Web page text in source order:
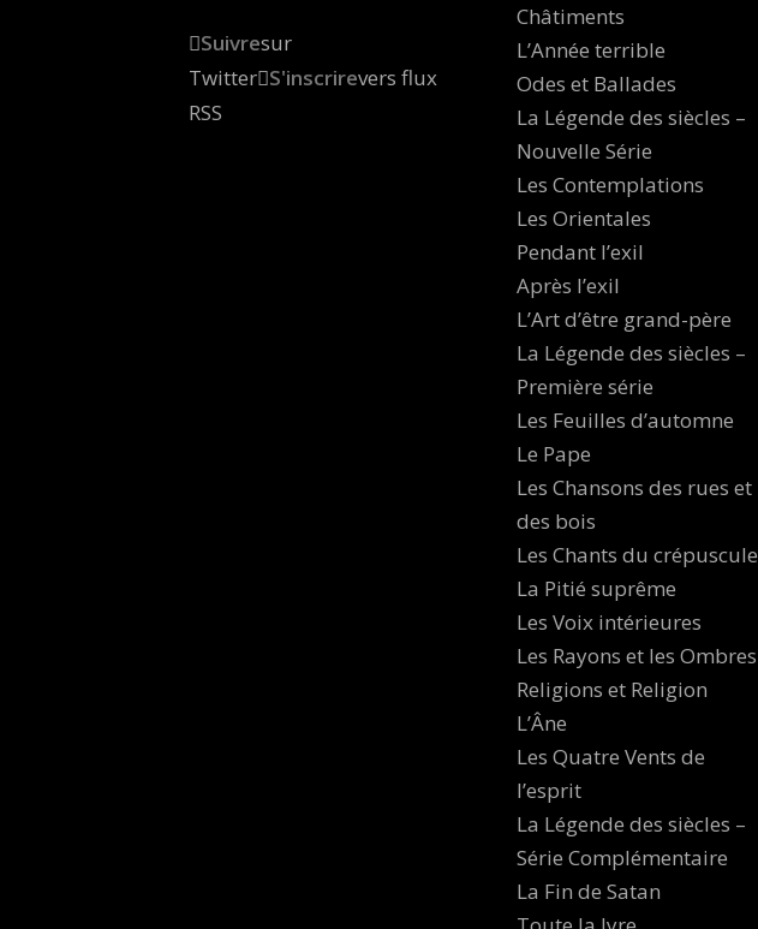
Suivresur
Twitter S'inscrirevers flux
RSS
Châtiments
L’Année terrible
Odes et Ballades
La Légende des siècles –
Nouvelle Série
Les Contemplations
Les Orientales
Pendant l’exil
Après l’exil
L’Art d’être grand-père
La Légende des siècles –
Première série
Les Feuilles d’automne
Le Pape
Les Chansons des rues et
des bois
Les Chants du crépuscule
La Pitié suprême
Les Voix intérieures
Les Rayons et les Ombres
Religions et Religion
L’Âne
Les Quatre Vents de
l’esprit
La Légende des siècles –
Série Complémentaire
La Fin de Satan